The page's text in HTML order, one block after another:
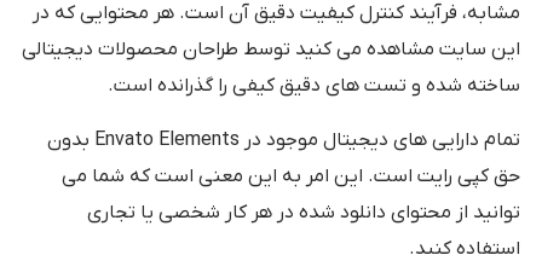
مشابه، فرآیند کنترل کیفیت دقیق آن است. هر محتوایی که در
این سایت مشاهده می کنید توسط طراحان محصولات دیجیتالی
ساخته شده و تست های دقیق کیفی را گذرانده است.
تمام دارایی های دیجیتال موجود در Envato Elements بدون
حق کپی رایت است. این امر به این معنی است که شما می
توانید از محتوای دانلود شده در هر کار شخصی یا تجاری
استفاده کنید.